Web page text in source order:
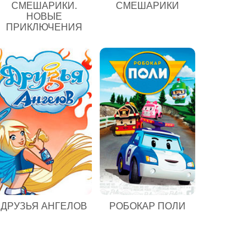
СМЕШАРИКИ.
НОВЫЕ
ПРИКЛЮЧЕНИЯ
СМЕШАРИКИ
ДРУЗЬЯ АНГЕЛОВ РОБОКАР ПОЛИ